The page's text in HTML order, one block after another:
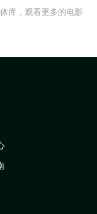
库，观看更多的电影